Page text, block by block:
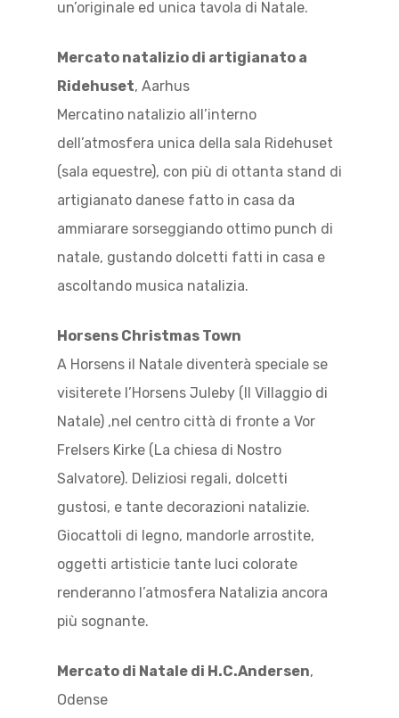
un’originale ed unica tavola di Natale.
Mercato natalizio di artigianato a
Ridehuset, Aarhus
Mercatino natalizio all’interno
dell’atmosfera unica della sala Ridehuset
(sala equestre), con più di ottanta stand di
artigianato danese fatto in casa da
ammiarare sorseggiando ottimo punch di
natale, gustando dolcetti fatti in casa e
ascoltando musica natalizia.
Horsens Christmas Town
A Horsens il Natale diventerà speciale se
visiterete l’Horsens Juleby (Il Villaggio di
Natale) ,nel centro città di fronte a Vor
Frelsers Kirke (La chiesa di Nostro
Salvatore). Deliziosi regali, dolcetti
gustosi, e tante decorazioni natalizie.
Giocattoli di legno, mandorle arrostite,
oggetti artisticie tante luci colorate
renderanno l’atmosfera Natalizia ancora
più sognante.
Mercato di Natale di H.C.Andersen,
Odense